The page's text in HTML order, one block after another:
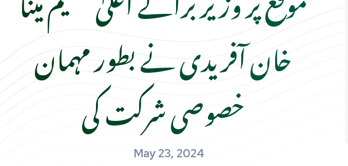
خان آفریدی نے بطور مہمان
خصوصی شرکت کی
May 23, 2024